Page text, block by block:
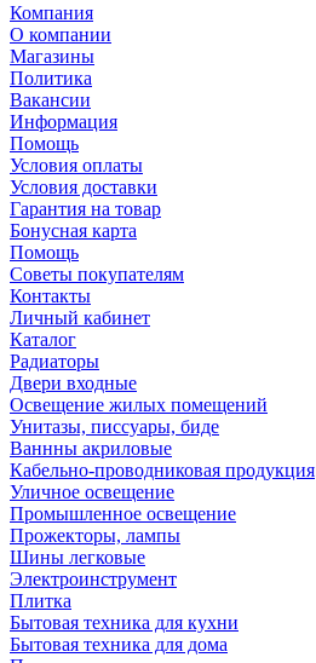
Компания
О компании
Магазины
Политика
Вакансии
Информация
Помощь
Условия оплаты
Условия доставки
Гарантия на товар
Бонусная карта
Помощь
Советы покупателям
Контакты
Личный кабинет
Каталог
Радиаторы
Двери входные
Освещение жилых помещений
Унитазы, писсуары, биде
Ваннны акриловые
Кабельно-проводниковая продукция
Уличное освещение
Промышленное освещение
Прожекторы, лампы
Шины легковые
Электроинструмент
Плитка
Бытовая техника для кухни
Бытовая техника для дома